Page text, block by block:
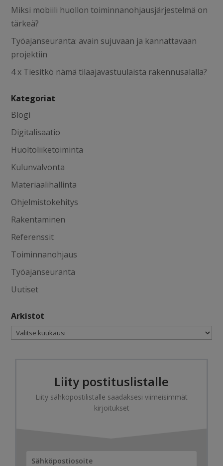
Miksi mobiili huollon toiminnanohjausjärjestelmä on
tärkeä?
Työajanseuranta: avain sujuvaan ja kannattavaan
projektiin
4 x Tiesitkö nämä tilaajavastuulaista rakennusalalla?
Kategoriat
Blogi
Digitalisaatio
Huoltoliiketoiminta
Kulunvalvonta
Materiaalihallinta
Ohjelmistokehitys
Rakentaminen
Referenssit
Toiminnanohjaus
Työajanseuranta
Uutiset
Arkistot
Arkistot
Liity postituslistalle
Liity sähköpostilistalle saadaksesi viimeisimmät
kirjoitukset